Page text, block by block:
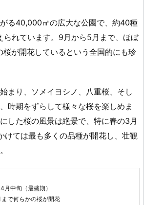
る40,000㎡の広大な公園で、約40種
られています。9月から5月まで、ほぼ
桜が開花しているという全国的にも珍
まり、ソメイヨシノ、八重桜、そし
時期をずらして様々な桜を楽しめま
した桜の風景は絶景で、特に春の3月
けては最も多くの品種が開花し、壮観
月中旬（最盛期）
で何らかの桜が開花